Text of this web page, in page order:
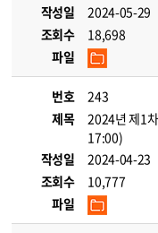
작성일
2024-05-29
조회수
18,698
파일
번호
243
제목
2024년 제1
17:00)
작성일
2024-04-23
조회수
10,777
파일